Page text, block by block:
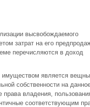
высвобождаемого
затрат на его
перечисляются в доход
имуществом является
собственности на
владения,
соответствующим